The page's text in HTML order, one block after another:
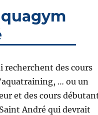
recherchent des cours
… ou un
et des cours
André qui devrait